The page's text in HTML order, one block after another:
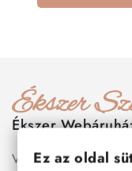
Ékszer
Válogass több száz
Ez az oldal